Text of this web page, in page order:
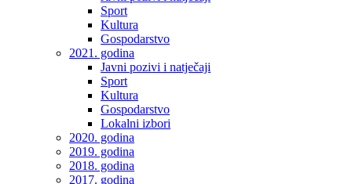
Sport
Kultura
Gospodarstvo
2021. godina
Javni pozivi i natječaji
Sport
Kultura
Gospodarstvo
Lokalni izbori
2020. godina
2019. godina
2018. godina
2017. godina